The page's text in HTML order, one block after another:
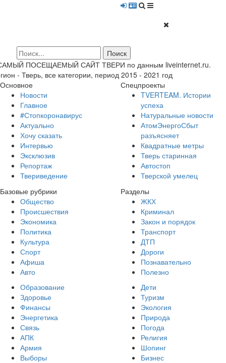
ПОСЕЩАЕМЫЙ САЙТ ТВЕРИ по данным liveinternet.ru.
- Тверь, все категории, период 2015 - 2021 год
Основное
Новости
Главное
#Стопкоронавирус
Актуально
Хочу сказать
Интервью
Эксклюзив
Репортаж
Твериведение
Спецпроекты
TVERTEAM. Истории
успеха
Натуральные новости
АтомЭнергоСбыт
разъясняет
Квадратные метры
Тверь старинная
Автостоп
Тверской умелец
Базовые рубрики
Общество
Происшествия
Экономика
Политика
Культура
Спорт
Афиша
Авто
Разделы
ЖКХ
Криминал
Закон и порядок
Транспорт
ДТП
Дороги
Познавательно
Полезно
Образование
Здоровье
Финансы
Энергетика
Связь
АПК
Армия
Выборы
Дети
Туризм
Экология
Природа
Погода
Религия
Шопинг
Бизнес